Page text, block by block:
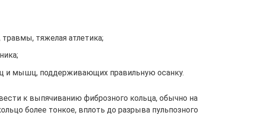
травмы, тяжелая атлетика;
мышц, поддерживающих правильную осанку.
к выпячиванию фиброзного кольца, обычно на
более тонкое, вплоть до разрыва пульпозного